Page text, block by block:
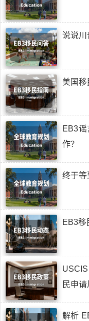
说说川
美国
EB3
作？
终于等
EB3移
民申
解析